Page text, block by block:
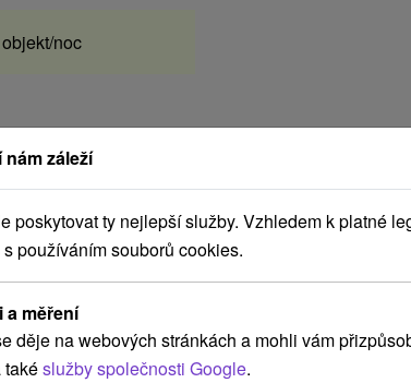
noc
záleží
poskytovat ty nejlepší služby. Vzhledem k platné
používáním souborů cookies.
a měření
děje na webových stránkách a mohli vám
takéslužby společnosti Google.